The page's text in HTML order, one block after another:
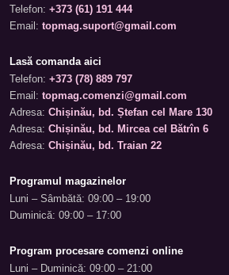
Telefon: +373 (61) 191 444
Email: topmag.suport@gmail.com
Lasă comanda aici
Telefon: +373 (78) 889 797
Email: topmag.comenzi@gmail.com
Adresa: Chișinău, bd. Ștefan cel Mare 130
Adresa: Chișinău, bd. Mircea cel Bătrîn 6
Adresa: Chișinău, bd. Traian 22
Programul magazinelor
Luni – Sâmbătă: 09:00 – 19:00
Duminică: 09:00 – 17:00
Program procesare comenzi online
Luni – Duminică: 09:00 – 21:00